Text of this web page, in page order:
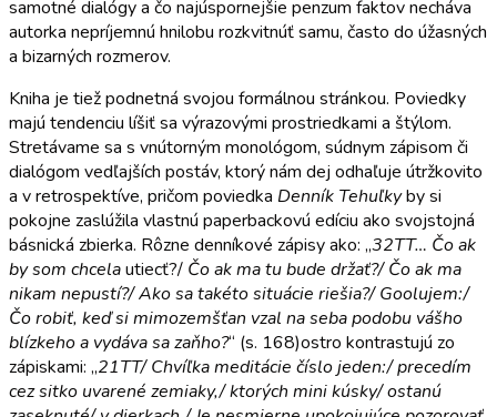
samotné dialógy a čo najúspornejšie penzum faktov necháva
autorka nepríjemnú hnilobu rozkvitnúť samu, často do úžasných
a bizarných rozmerov.
Kniha je tiež podnetná svojou formálnou stránkou. Poviedky
majú tendenciu líšiť sa výrazovými prostriedkami a štýlom.
Stretávame sa s vnútorným monológom, súdnym zápisom či
dialógom vedľajších postáv, ktorý nám dej odhaľuje útržkovito
a v retrospektíve, pričom poviedka Denník Tehuľkyby si
pokojne zaslúžila vlastnú paperbackovú edíciu ako svojstojná
básnická zbierka. Rôzne denníkové zápisy ako: „32TT… Čo ak
by som chcelautiecť?/ Čo ak ma tu bude držať?/ Čo ak ma
nikam nepustí?/ Ako sa takéto situácie riešia?/ Goolujem:/
Čo robiť, keď si mimozemšťan vzal na seba podobu vášho
blízkeho a vydáva sa zaňho?“ (s. 168)ostro kontrastujú zo
zápiskami: „21TT/ Chvíľka meditácie číslo jeden:/ precedím
cez sitko uvarené zemiaky,/ ktorých mini kúsky/ ostanú